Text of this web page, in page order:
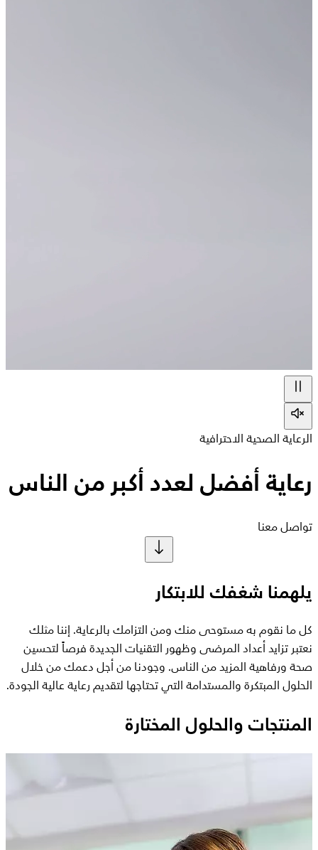
الرعاية الصحية الاحترافية
رعاية أفضل لعدد أكبر من الناس
تواصل معنا
يلهمنا شغفك للابتكار
كل ما نقوم به مستوحى منك ومن التزامك بالرعاية. إننا مثلك
نعتبر تزايد أعداد المرضى وظهور التقنيات الجديدة فرصاً لتحسين
صحة ورفاهية المزيد من الناس. وجودنا من أجل دعمك من خلال
الحلول المبتكرة والمستدامة التي تحتاجها لتقديم رعاية عالية الجودة.
المنتجات والحلول المختارة